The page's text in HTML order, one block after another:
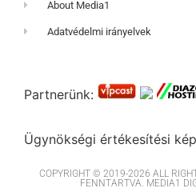
About Media1
Adatvédelmi irányelvek
Partnerünk:
Ügynökségi értékesítési
COPYRIGHT © 2019-2026 ALL
FENNTARTVA. MEDIA1